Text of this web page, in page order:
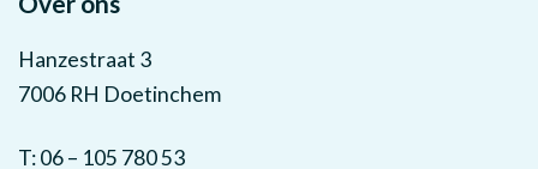
Hanzestraat 3
7006 RH Doetinchem
T: 06 – 105 780 53